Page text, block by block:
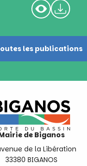
les publications
de Biganos
de la Libération
33380 BIGANOS